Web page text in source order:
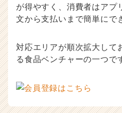
が得やすく、消費者はアプ
文から支払いまで簡単にで
対応エリアが順次拡大して
る食品ベンチャーの一つで